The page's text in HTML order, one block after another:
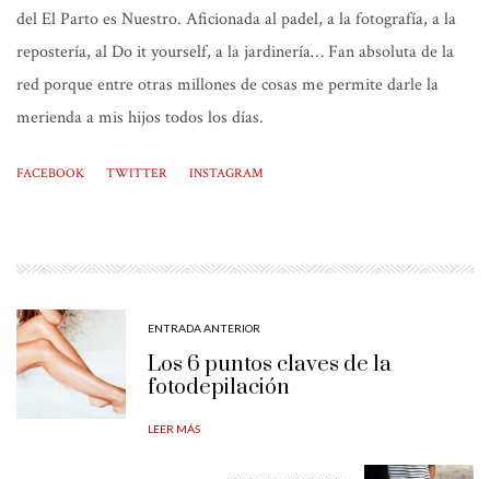
del El Parto es Nuestro. Aficionada al padel, a la fotografía, a la
repostería, al Do it yourself, a la jardinería… Fan absoluta de la
red porque entre otras millones de cosas me permite darle la
merienda a mis hijos todos los días.
FACEBOOK TWITTER INSTAGRAM
ENTRADA ANTERIOR
Los 6 puntos claves de la
fotodepilación
LEER MÁS